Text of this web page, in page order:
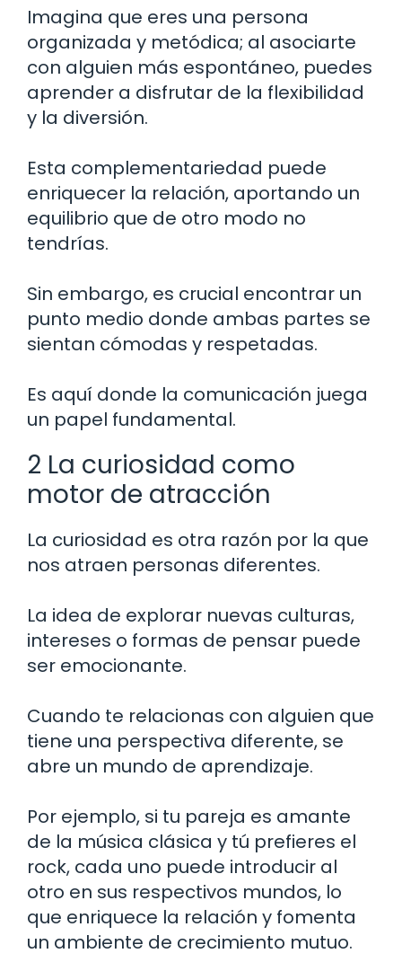
Imagina que eres una persona
organizada y metódica; al asociarte
con alguien más espontáneo, puedes
aprender a disfrutar de la flexibilidad
y la diversión.
Esta complementariedad puede
enriquecer la relación, aportando un
equilibrio que de otro modo no
tendrías.
Sin embargo, es crucial encontrar un
punto medio donde ambas partes se
sientan cómodas y respetadas.
Es aquí donde la comunicación juega
un papel fundamental.
2 La curiosidad como
motor de atracción
La curiosidad es otra razón por la que
nos atraen personas diferentes.
La idea de explorar nuevas culturas,
intereses o formas de pensar puede
ser emocionante.
Cuando te relacionas con alguien que
tiene una perspectiva diferente, se
abre un mundo de aprendizaje.
Por ejemplo, si tu pareja es amante
de la música clásica y tú prefieres el
rock, cada uno puede introducir al
otro en sus respectivos mundos, lo
que enriquece la relación y fomenta
un ambiente de crecimiento mutuo.